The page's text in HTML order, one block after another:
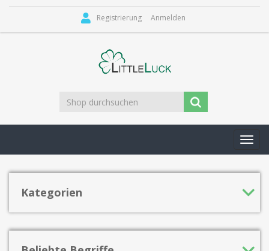
Registrierung Anmelden
Kategorien